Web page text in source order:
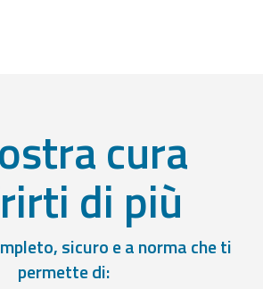
cura
di più
sicuro e a norma che ti
permette di: